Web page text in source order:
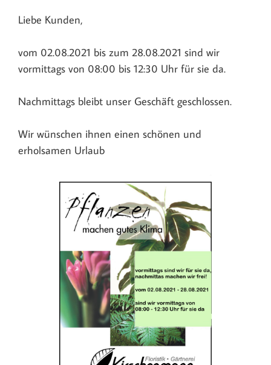
Liebe Kunden,
vom 02.08.2021 bis zum 28.08.2021 sind wir
vormittags von 08:00 bis 12:30 Uhr für sie da.
Nachmittags bleibt unser Geschäft geschlossen.
Wir wünschen ihnen einen schönen und
erholsamen Urlaub